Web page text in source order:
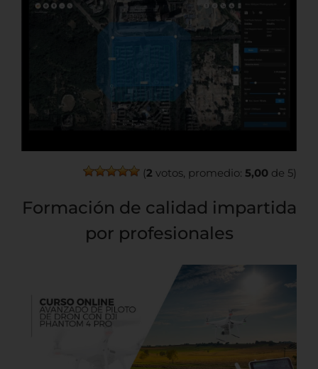
(2 votos, promedio: 5,00 de 5)
Formación de calidad impartida
por profesionales